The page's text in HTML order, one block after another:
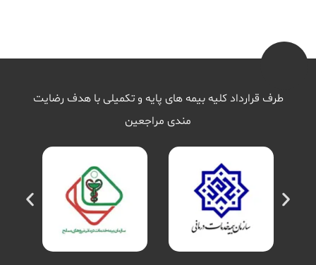
طرف قرارداد کلیه بیمه های پایه و تکمیلی با هدف رضایت
مندی مراجعین